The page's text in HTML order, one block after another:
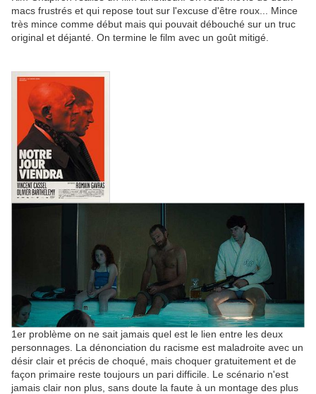
macs frustrés et qui repose tout sur l'excuse d'être roux... Mince
très mince comme début mais qui pouvait débouché sur un truc
original et déjanté. On termine le film avec un goût mitigé.
1er problème on ne sait jamais quel est le lien entre les deux
personnages. La dénonciation du racisme est maladroite avec un
désir clair et précis de choqué, mais choquer gratuitement et de
façon primaire reste toujours un pari difficile. Le scénario n'est
jamais clair non plus, sans doute la faute à un montage des plus